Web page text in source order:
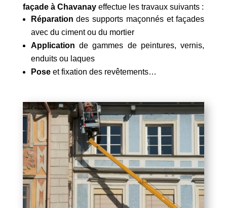
façade à Chavanayeffectue les travaux suivants :
Réparation des supports maçonnés et façades
avec du ciment ou du mortier
Application de gammes de peintures, vernis,
enduits ou laques
Poseet fixation des revêtements…